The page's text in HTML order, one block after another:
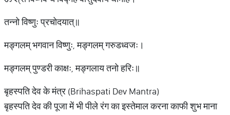
तन्नो विष्णुः प्रचोदयात्॥
मङ्गलम् भगवान विष्णुः, मङ्गलम् गरुडध्वजः।
मङ्गलम् पुण्डरी काक्षः, मङ्गलाय तनो हरिः॥
बृहस्पति देव के मंत्र (Brihaspati Dev Mantra)
बृहस्पति देव की पूजा में भी पीले रंग का इस्तेमाल करना काफी शुभ माना